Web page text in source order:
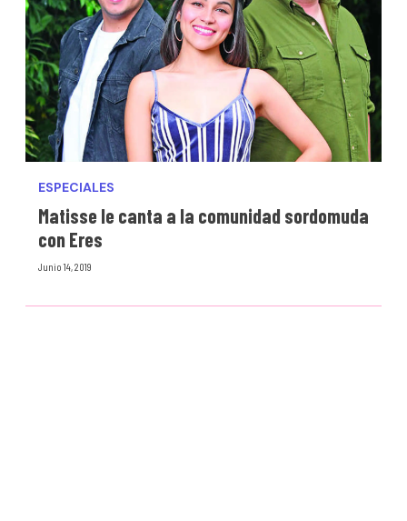
ESPECIALES
Matisse le canta a la comunidad sordomuda
con Eres
Junio 14, 2019